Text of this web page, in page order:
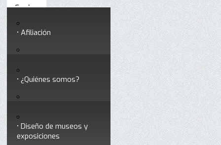
Socios
Afiliación
Testimonios
Socios vigentes
Somedicyt
¿Quiénes somos?
Consejo Directivo
Servicios
Diseño de museos y
exposiciones